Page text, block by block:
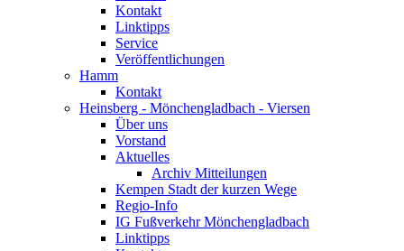
Kontakt
Linktipps
Service
Veröffentlichungen
Hamm
Kontakt
Heinsberg - Mönchengladbach - Viersen
Über uns
Vorstand
Aktuelles
Archiv Mitteilungen
Kempen Stadt der kurzen Wege
Regio-Info
IG Fußverkehr Mönchengladbach
Linktipps